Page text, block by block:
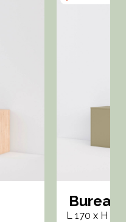
Bureau
L 170 x H 73